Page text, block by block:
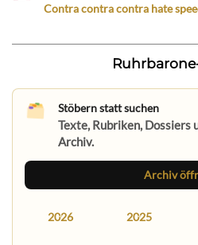
Contra contra contra hate
Stöbern statt suchen
Texte, Rubriken, Dossiers
Archiv.
Archiv
2026 2025